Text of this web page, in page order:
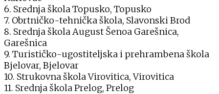
6. Srednja škola Topusko, Topusko
7. Obrtničko-tehnička škola, Slavonski Brod
8. Srednja škola August Šenoa Garešnica,
Garešnica
9. Turističko-ugostiteljska i prehrambena škola
Bjelovar, Bjelovar
10. Strukovna škola Virovitica, Virovitica
11. Srednja škola Prelog, Prelog